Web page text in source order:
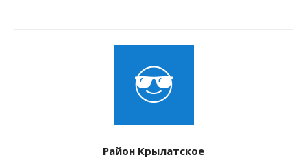
Район Крылатское